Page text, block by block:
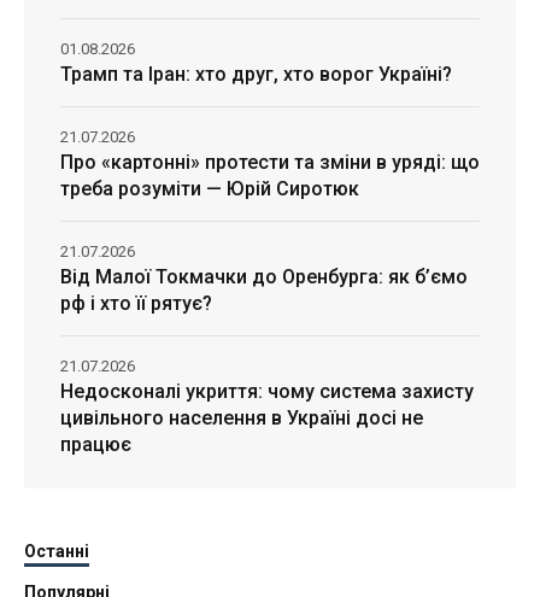
Трамп та Іран: хто друг, хто ворог Україні?
01.08.2026
Про «картонні» протести та зміни в уряді: що
треба розуміти — Юрій Сиротюк
21.07.2026
Від Малої Токмачки до Оренбурга: як б’ємо
рф і хто її рятує?
21.07.2026
Недосконалі укриття: чому система захисту
цивільного населення в Україні досі не
працює
21.07.2026
Останні
Популярні